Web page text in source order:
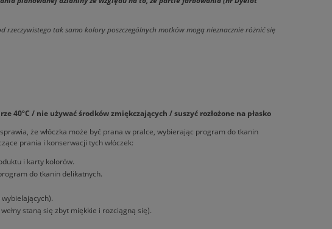
tak samo kolory poszczególnych motków mogą nieznacznie różnić się
/ nie używać środków zmiękczających / suszyć rozłożone na płasko
że włóczka może być prana w pralce, wybierając program do tkanin
prania i konserwacji tych włóczek:
i karty kolorów.
do tkanin delikatnych.
staną się zbyt miękkie i rozciągną się).